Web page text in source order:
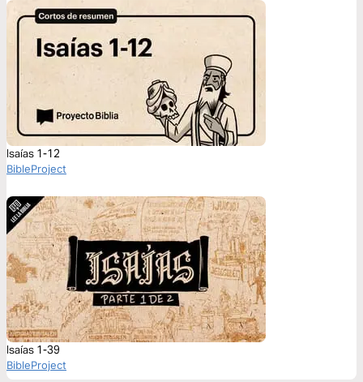
Isaías 1-12
BibleProject
Isaías 1-39
BibleProject